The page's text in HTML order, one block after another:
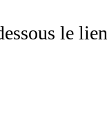
le